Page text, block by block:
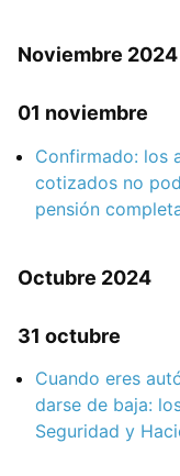
Noviembre 2024
01 noviembre
Confirmado: los
cotizados no
pensión
Octubre 2024
31 octubre
Cuando eres
darse de baja:
Seguridad y